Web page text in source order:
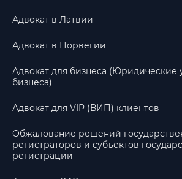
Адвокат в Латвии
Адвокат в Норвегии
Адвокат для бизнеса (Юридические
бизнеса)
Адвокат для VIP (ВИП) клиентов
Обжалование решений
регистраторов и субъектов
регистрации